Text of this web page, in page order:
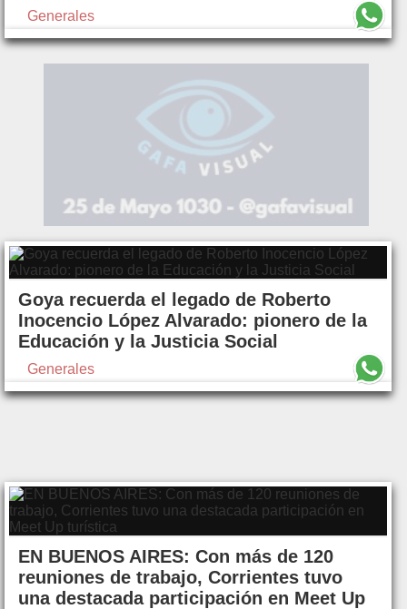
Generales
Goya recuerda el legado de Roberto
Inocencio López Alvarado: pionero de la
Educación y la Justicia Social
Generales
EN BUENOS AIRES: Con más de 120
reuniones de trabajo, Corrientes tuvo
una destacada participación en Meet Up